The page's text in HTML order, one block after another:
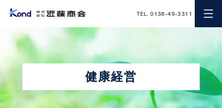
近藤商会
TEL. 0138-49-3311
健康経営